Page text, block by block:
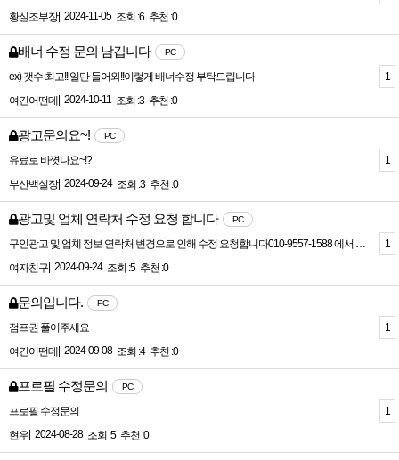
황실조부장| 2024-11-05 조회 :6 추천 :0
배너 수정 문의 남깁니다 PC
ex) 갯수 최고!! 일단 들어와!!이렇게 배너수정 부탁드립니다
여긴어떤데
2024-10-11 조회 :3 추천 :0
1
광고문의요~! PC
유료로 바꼇나요~!?
부산백실장| 2024-09-24 조회 :3 추천 :0
1
광고및 업체 연락처 수정 요청 합니다 PC
구인광고 및 업체 정보 연락처 변경으로 인해 수정 요청합니다010-9557-1588 에서 010-3498-3342 로 변경 부탁드려요
여자친구 2024-09-24 조회 :5 추천 :0
1
문의입니다. PC
점프권 풀어주세요
여긴어떤데
2024-09-08 조회 :4 추천 :0
1
프로필 수정문의 PC
프로필 수정문의
현우 2024-08-28 조회 :5 추천 :0
1